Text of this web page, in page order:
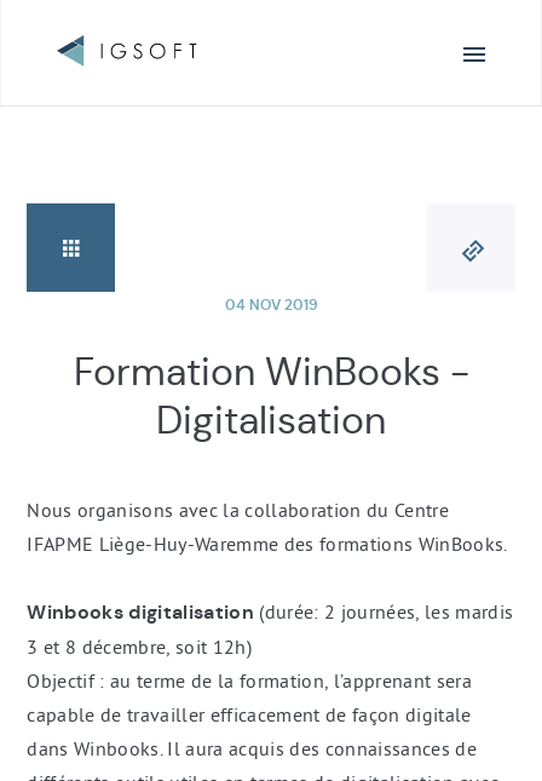
Formation WinBooks -
Digitalisation
04 NOV 2019
Nous organisons avec la collaboration du Centre
IFAPME Liège-Huy-Waremme des formations WinBooks.
Winbooks digitalisation (durée: 2 journées, les mardis
3 et 8 décembre, soit 12h)
Objectif : au terme de la formation, l’apprenant sera
capable de travailler efficacement de façon digitale
dans Winbooks. Il aura acquis des connaissances de
Navigation